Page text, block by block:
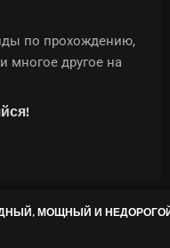
МОЩНЫЙ И НЕДОРОГОЙ.
по прохождению,
многое другое на